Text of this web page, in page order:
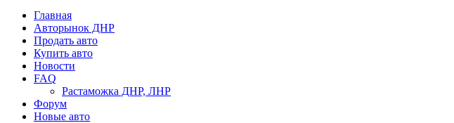
Главная
Авторынок ДНР
Продать авто
Купить авто
Новости
FAQ
Растаможка ДНР, ЛНР
Форум
Новые авто